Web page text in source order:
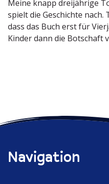
Meine knapp dreijährige
spielt die Geschichte
dass das Buch erst für
Kinder dann die Botschaft
Navigation